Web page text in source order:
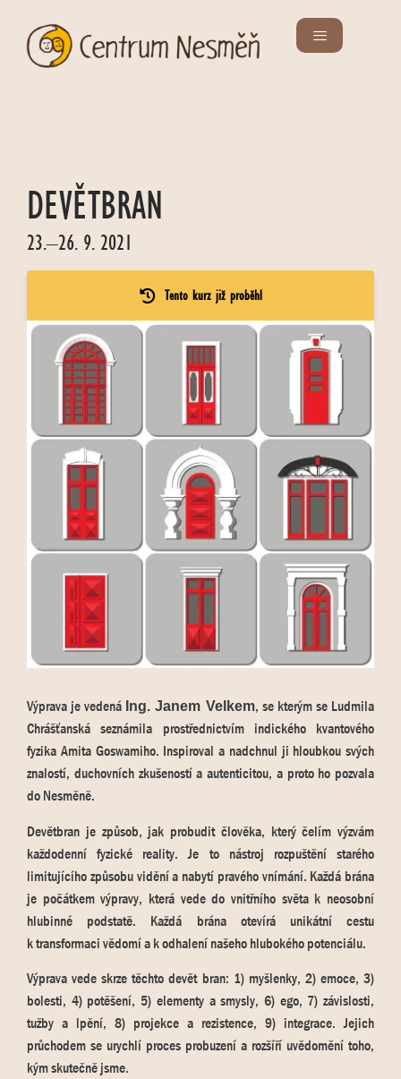
DEVĚTBRAN
23.–26. 9. 2021
Tento kurz již proběhl
Výprava je vedená Ing. Janem Velkem, se kterým se Ludmila
Chrášťanská seznámila prostřednictvím indického kvantového
fyzika Amita Goswamiho. Inspiroval a nadchnul ji hloubkou svých
znalostí, duchovních zkušeností a autenticitou, a proto ho pozvala
do Nesměně.
Devětbran je způsob, jak probudit člověka, který čelím výzvám
každodenní fyzické reality. Je to nástroj rozpuštění starého
limitujícího způsobu vidění a nabytí pravého vnímání. Každá brána
je počátkem výpravy, která vede do vnitřního světa k neosobní
hlubinné podstatě. Každá brána otevírá unikátní cestu
k transformaci vědomí a k odhalení našeho hlubokého potenciálu.
Výprava vede skrze těchto devět bran: 1) myšlenky, 2) emoce, 3)
bolesti, 4) potěšení, 5) elementy a smysly, 6) ego, 7) závislosti,
tužby a lpění, 8) projekce a rezistence, 9) integrace. Jejich
průchodem se urychlí proces probuzení a rozšíří uvědomění toho,
kým skutečně jsme.